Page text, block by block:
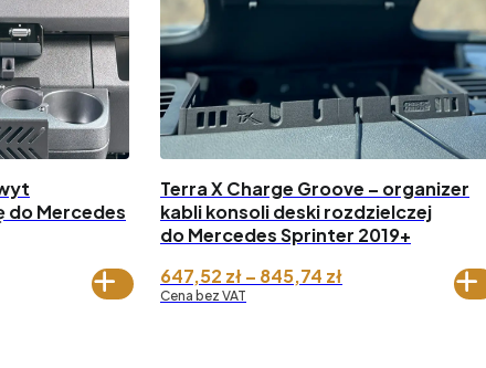
do Mercedes
Terra X Charge Groove – organizer
kabli konsoli deski rozdzielczej
do Mercedes Sprinter 2019+
647,52 zł– 845,74 złZakres
Cena bez VAT